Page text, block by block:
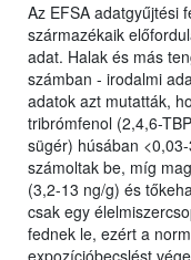
Az EFSA adatgyűjtési
származékaik
adat. Halak és más
számban - irodalmi
adatok azt mutatták,
tribrómfenol (2,4,6-
sügér) húsában
számoltak be, míg
(3,2-13 ng/g) és
csak egy
fednek le, ezért a